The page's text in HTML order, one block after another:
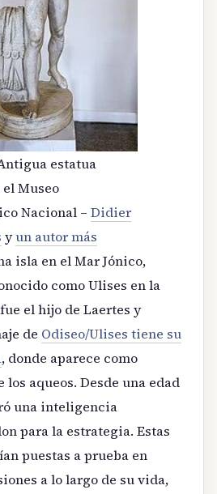
estatua
Museo
Nacional – Didier
yun autor más
isla en el Mar Jónico,
como Ulises en la
el hijo de Laertes y
de Odiseo/Ulises tiene su
, donde aparece como
los aqueos. Desde una edad
una inteligencia
para la estrategia. Estas
puestas a prueba en
a lo largo de su vida,